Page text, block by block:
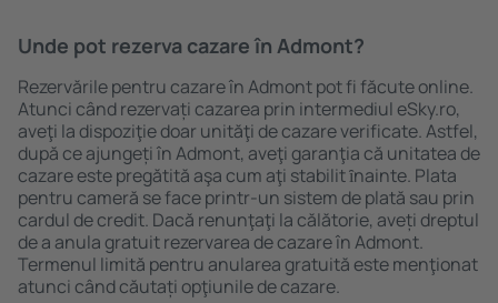
Unde pot rezerva cazare în Admont?
Rezervările pentru cazare în Admont pot fi făcute online.
Atunci când rezervați cazarea prin intermediul eSky.ro,
aveţi la dispoziţie doar unităţi de cazare verificate. Astfel,
după ce ajungeți în Admont, aveţi garanţia că unitatea de
cazare este pregătită aşa cum aţi stabilit ȋnainte. Plata
pentru cameră se face printr-un sistem de plată sau prin
cardul de credit. Dacă renunţaţi la călătorie, aveți dreptul
de a anula gratuit rezervarea de cazare în Admont.
Termenul limită pentru anularea gratuită este menţionat
atunci când căutați opţiunile de cazare.